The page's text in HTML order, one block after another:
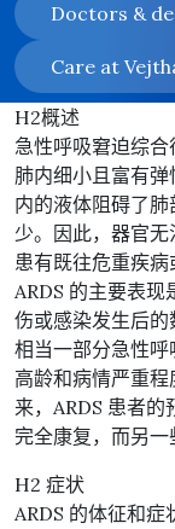
Doctors &
Care at
H2概述
急性呼吸窘迫综
肺内细小且富有
内的液体阻碍了
少。因此，器官无
患有既往危重疾病
ARDS 的主要表现
伤或感染发生后的
相当一部分急性呼
高龄和病情严重
来，ARDS 患者
完全康复，而另一
H2 症状
ARDS 的体征和